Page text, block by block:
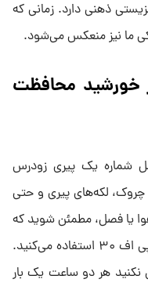
ذهنی دارد. زمانی که
ما نیز منعکس می‌شود.
خورشید محافظت
شماره یک پیری زودرس
لکه‌های پیری و حتی
یا فصل، مطمئن شوید که
هر روز از یک ضد آفتاب با حداقل اس پی اف ۳۰ استفاده می‌کنید.
نکنید هر دو ساعت یک بار